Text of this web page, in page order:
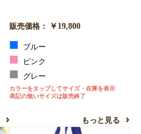
販売価格： ￥19,800
ブルー
ピンク
グレー
カラーをタップしてサイズ・在庫を表示
表記の無いサイズは販売終了
もっと見る